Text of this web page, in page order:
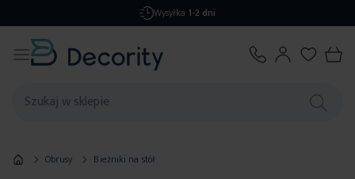
Darmowa dostawaod 299,99 zł
Obrusy Bieżniki na stół